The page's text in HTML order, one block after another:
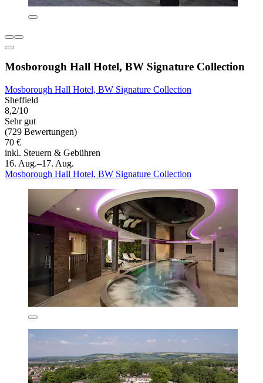
Mosborough Hall Hotel, BW Signature Collection
Mosborough Hall Hotel, BW Signature Collection
Sheffield
8,2/10
Sehr gut
(729 Bewertungen)
70 €
inkl. Steuern & Gebühren
16. Aug.–17. Aug.
Mosborough Hall Hotel, BW Signature Collection